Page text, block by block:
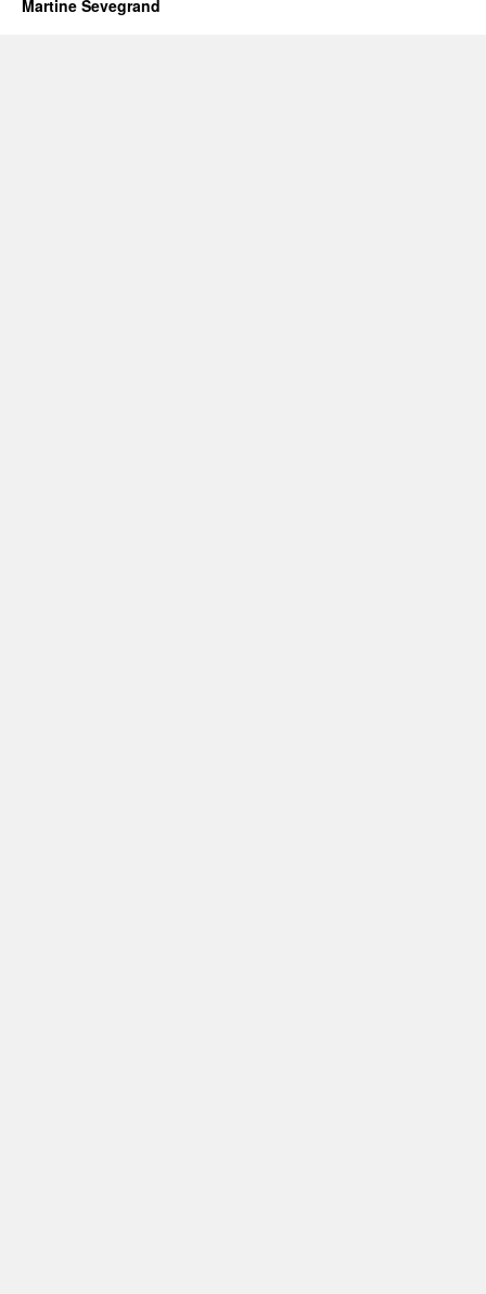
Martine Sevegrand